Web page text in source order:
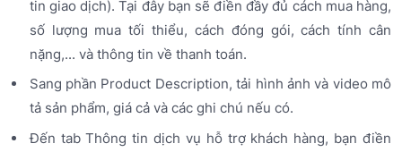
tin giao dịch). Tại đây bạn sẽ điền đầy đủ cách mua hàng,
số lượng mua tối thiểu, cách đóng gói, cách tính cân
nặng,... và thông tin về thanh toán.
Sang phần Product Description, tải hình ảnh và video mô
tả sản phẩm, giá cả và các ghi chú nếu có.
Đến tab Thông tin dịch vụ hỗ trợ khách hàng, bạn điền